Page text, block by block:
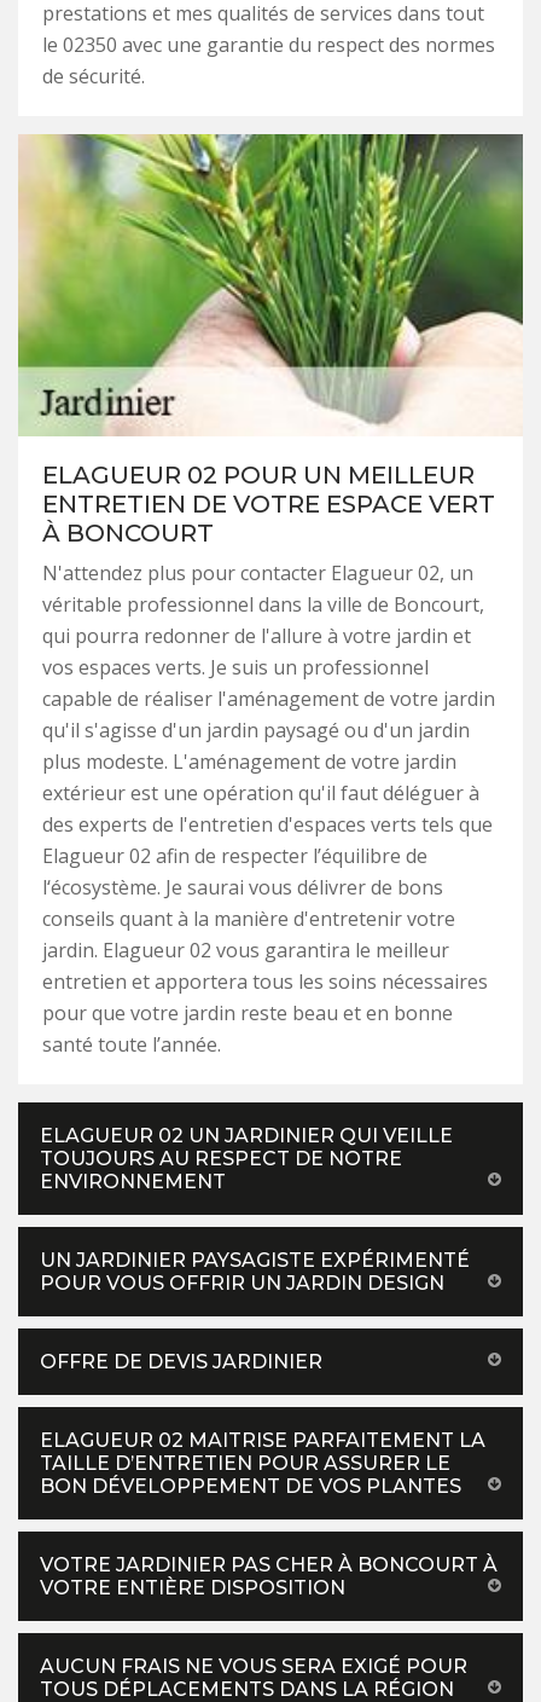
prestations et mes qualités de services dans tout
le 02350 avec une garantie du respect des normes
de sécurité.
ELAGUEUR 02 POUR UN MEILLEUR
ENTRETIEN DE VOTRE ESPACE VERT
À BONCOURT
N'attendez plus pour contacter Elagueur 02, un
véritable professionnel dans la ville de Boncourt,
qui pourra redonner de l'allure à votre jardin et
vos espaces verts. Je suis un professionnel
capable de réaliser l'aménagement de votre jardin
qu'il s'agisse d'un jardin paysagé ou d'un jardin
plus modeste. L'aménagement de votre jardin
extérieur est une opération qu'il faut déléguer à
des experts de l'entretien d'espaces verts tels que
Elagueur 02 afin de respecter l’équilibre de
l‘écosystème. Je saurai vous délivrer de bons
conseils quant à la manière d'entretenir votre
jardin. Elagueur 02 vous garantira le meilleur
entretien et apportera tous les soins nécessaires
pour que votre jardin reste beau et en bonne
santé toute l’année.
ELAGUEUR 02 UN JARDINIER QUI VEILLE
TOUJOURS AU RESPECT DE NOTRE
ENVIRONNEMENT
UN JARDINIER PAYSAGISTE EXPÉRIMENTÉ
POUR VOUS OFFRIR UN JARDIN DESIGN
OFFRE DE DEVIS JARDINIER
ELAGUEUR 02 MAITRISE PARFAITEMENT LA
TAILLE D’ENTRETIEN POUR ASSURER LE
BON DÉVELOPPEMENT DE VOS PLANTES
VOTRE JARDINIER PAS CHER À BONCOURT À
VOTRE ENTIÈRE DISPOSITION
AUCUN FRAIS NE VOUS SERA EXIGÉ POUR
TOUS DÉPLACEMENTS DANS LA RÉGION